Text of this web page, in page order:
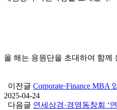
올 해는 응원단을 초대하여 함께
이전글 Corporate·Finance MBA
2025-04-24
다음글 연세상경·경영동창회 ‘